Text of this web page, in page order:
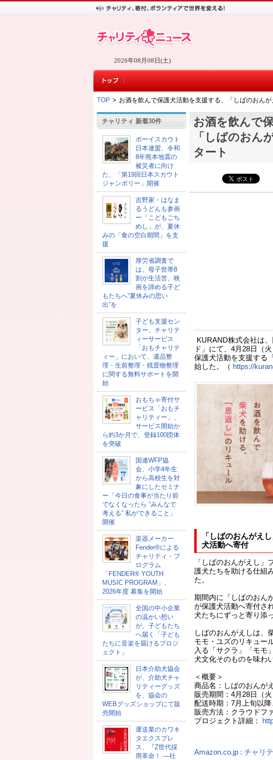
2026年08月08日(土)
TOP > お酒を飲んで保護犬活動を支援する、「しばのおん
チャリティ 新着30件
ボーイスカウト
日本連盟、令和
8年熊本地震の
被災者に向け
た、「第19回日本スカウト
ジャンボリー」開催
吉野家・はなま
るうどんも参画
ー「こどもごち
めし」が、夏休
みの「食の空白期間」を支
援
厚労省調査で
は、母子世帯8
割が生活苦。映
画を諦める子ど
もたちへ“夏休みの思い
出”を
子ども支援セン
ター、チャリテ
ィーサービス
「おもチャリテ
ィー」において、遺品整
理・生前整理・残置物整理
に関する無料サポートを開
始
おもちゃ寄付サ
ービス「おもチ
ャリティー」、
サービス開始か
ら約3か月で、登録100団体
を突破
国連WFP協
会、小学4年生
から高校生を対
象にしたセミナ
ー「今日の食事が当たり前
でなくなったら “みんなで
考える” 私ができること」
開催
楽器メーカー
Fender®による
チャリティ・プ
ログラム
「FENDER®︎ YOUTH
MUSIC PROGRAM」、
2026年度 募集を開始
全国の中小企業
の温かい想い
が、子どもたち
へ届く「子ども
たちに音楽を届けるプロジ
ェクト」
日本介助犬協会
が、介助犬チャ
リティーグッズ
を、協会の
WEBグッズショップにて販
売開始
運送業のカワキ
タエクスプレ
ス、『Z世代採
用革命！ ―社
お酒を飲んで
「しばのおん
タート
KURAND株式会社は
ド」にて、4月28日（
保護犬活動を支援する
始した。（ https://
「しばのおんがえ
犬活動へ寄付
「しばのおんがえし」
護犬たちを助ける仕組
た。
期間内に「しばのおん
が保護犬活動へ寄付さ
犬たちにずっと寄り添
しばのおんがえしは、
モモ・ユズのリキュー
入る「サクラ」「モモ
犬文化そのものを味わ
＜概要＞
商品名：しばのおんが
販売期間：4月28日（
配送時期：7月上旬以
販売方法：クラウドフ
プロジェクト詳細：
（坂土
Amazon.co.jp : チャリ